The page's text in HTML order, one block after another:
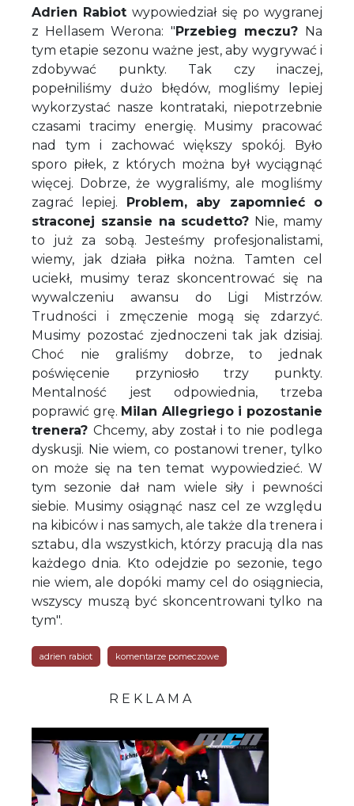
Adrien Rabiotwypowiedział się po wygranej
z Hellasem Werona: "Przebieg meczu? Na
tym etapie sezonu ważne jest, aby wygrywać i
zdobywać punkty. Tak czy inaczej,
popełniliśmy dużo błędów, mogliśmy lepiej
wykorzystać nasze kontrataki, niepotrzebnie
czasami tracimy energię. Musimy pracować
nad tym i zachować większy spokój. Było
sporo piłek, z których można był wyciągnąć
więcej. Dobrze, że wygraliśmy, ale mogliśmy
zagrać lepiej. Problem, aby zapomnieć o
straconej szansie na scudetto? Nie, mamy
to już za sobą. Jesteśmy profesjonalistami,
wiemy, jak działa piłka nożna. Tamten cel
uciekł, musimy teraz skoncentrować się na
wywalczeniu awansu do Ligi Mistrzów.
Trudności i zmęczenie mogą się zdarzyć.
Musimy pozostać zjednoczeni tak jak dzisiaj.
Choć nie graliśmy dobrze, to jednak
poświęcenie przyniosło trzy punkty.
Mentalność jest odpowiednia, trzeba
poprawić grę. Milan Allegriego i pozostanie
trenera? Chcemy, aby został i to nie podlega
dyskusji. Nie wiem, co postanowi trener, tylko
on może się na ten temat wypowiedzieć. W
tym sezonie dał nam wiele siły i pewności
siebie. Musimy osiągnąć nasz cel ze względu
na kibiców i nas samych, ale także dla trenera i
sztabu, dla wszystkich, którzy pracują dla nas
każdego dnia. Kto odejdzie po sezonie, tego
nie wiem, ale dopóki mamy cel do osiągniecia,
wszyscy muszą być skoncentrowani tylko na
tym".
adrien rabiot komentarze pomeczowe
R E K L A M A